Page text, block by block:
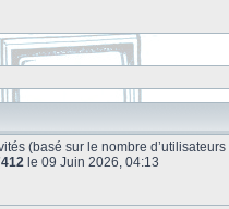
(basé sur le nombre
le 09 Juin 2026, 04:13